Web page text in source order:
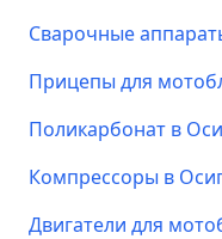
Сварочные
Прицепы для
Поликарбонат в
Компрессоры в
Двигатели для